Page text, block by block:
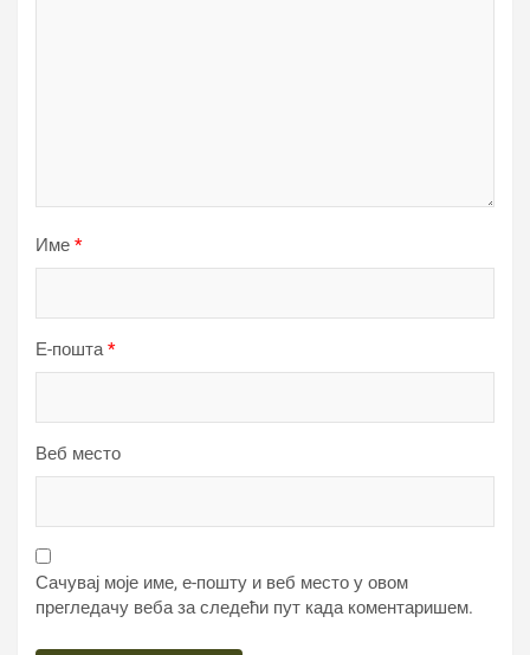
Име *
Е-пошта*
Веб место
Сачувај моје име, е-пошту и веб место у овом
прегледачу веба за следећи пут када коментаришем.